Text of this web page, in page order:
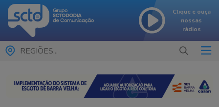
Clique e ouça
nossas
rádios
REGIÕES...